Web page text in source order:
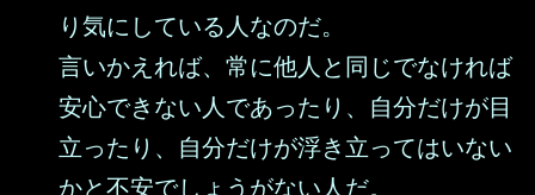
り気にしている人なのだ。
言いかえれば、常に他人と同じでなければ
安心できない人であったり、自分だけが目
立ったり、自分だけが浮き立ってはいない
かと不安でしょうがない人だ。